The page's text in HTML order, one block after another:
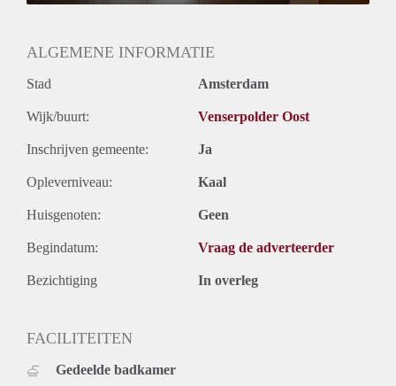
ALGEMENE INFORMATIE
Stad Amsterdam
Wijk/buurt: Venserpolder Oost
Inschrijven gemeente: Ja
Opleverniveau: Kaal
Huisgenoten: Geen
Begindatum: Vraag de adverteerder
Bezichtiging In overleg
FACILITEITEN
Gedeelde badkamer